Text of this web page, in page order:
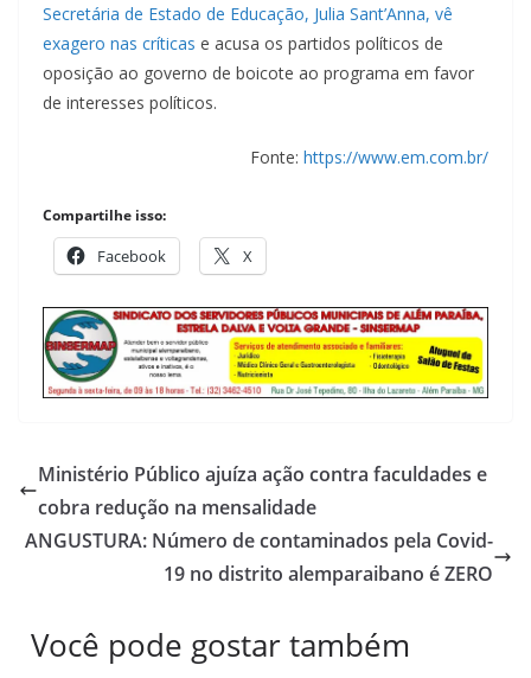
Secretária de Estado de Educação, Julia Sant’Anna, vê
exagero nas críticas e acusa os partidos políticos de
oposição ao governo de boicote ao programa em favor
de interesses políticos.
Fonte: https://www.em.com.br/
Compartilhe isso:
Facebook X
Ministério Público ajuíza ação contra faculdades e
cobra redução na mensalidade
ANGUSTURA: Número de contaminados pela Covid-
19 no distrito alemparaibano é ZERO
Você pode gostar também